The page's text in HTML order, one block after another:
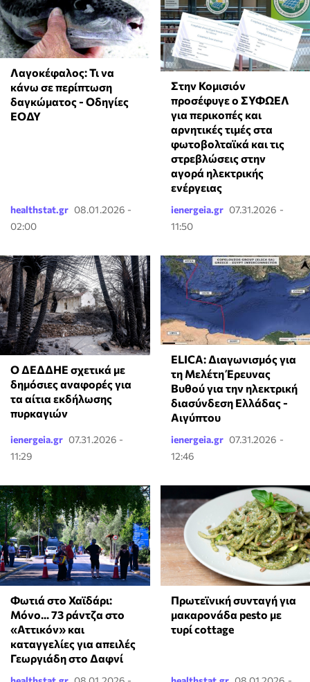
Λαγοκέφαλος: Τι να
κάνω σε περίπτωση
δαγκώματος - Οδηγίες
ΕΟΔΥ
healthstat.gr 08.01.2026 -
02:00
Στην Κομισιόν
προσέφυγε ο ΣΥΦΩΕΛ
για περικοπές και
αρνητικές τιμές στα
φωτοβολταϊκά και τις
στρεβλώσεις στην
αγορά ηλεκτρικής
ενέργειας
ienergeia.gr 07.31.2026 -
11:50
Ο ΔΕΔΔΗΕ σχετικά με
δημόσιες αναφορές για
τα αίτια εκδήλωσης
πυρκαγιών
ienergeia.gr 07.31.2026 -
11:29
ELICA: Διαγωνισμός για
τη Μελέτη Έρευνας
Βυθού για την ηλεκτρική
διασύνδεση Ελλάδας -
Αιγύπτου
ienergeia.gr 07.31.2026 -
12:46
Φωτιά στο Χαϊδάρι:
Μόνο... 73 ράντζα στο
«Αττικόν» και
καταγγελίες για απειλές
Γεωργιάδη στο Δαφνί
Πρωτεϊνική συνταγή για
μακαρονάδα pesto με
τυρί cottage